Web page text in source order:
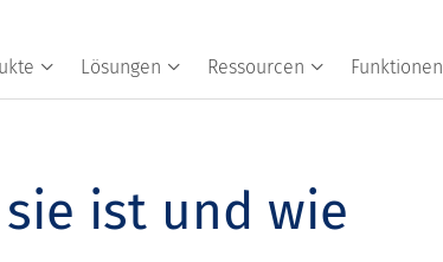
Lösungen Ressourcen Funktionen
ist und wie